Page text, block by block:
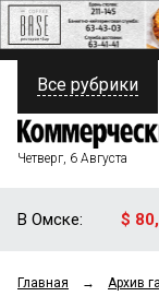
ПОЛИТИКА
ФИНАНСЫ
ОБЩЕСТВО
Все рубрики
Четверг, 6 Августа
В Омске: $
Главная → Архив